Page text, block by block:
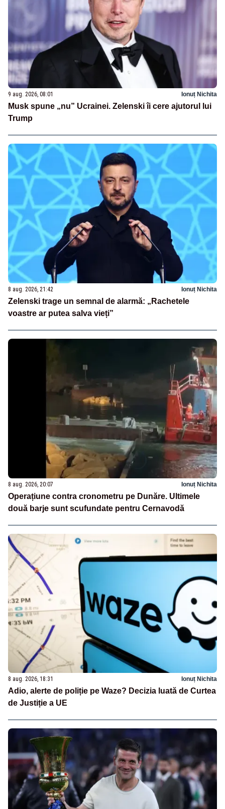
9 aug. 2026, 08:01 Ionuț Nichita
Musk spune „nu” Ucrainei. Zelenski îi cere ajutorul lui
Trump
8 aug. 2026, 21:42 Ionuț Nichita
Zelenski trage un semnal de alarmă: „Rachetele
voastre ar putea salva vieți”
8 aug. 2026, 20:07 Ionuț Nichita
Operațiune contra cronometru pe Dunăre. Ultimele
două barje sunt scufundate pentru Cernavodă
8 aug. 2026, 18:31 Ionuț Nichita
Adio, alerte de poliție pe Waze? Decizia luată de Curtea
de Justiție a UE